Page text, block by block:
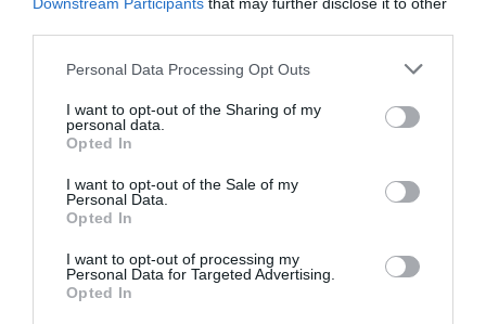
Please note that this website/app uses one or more Google
not limited to your visit or usage behaviour. You may click to
grant or deny consent to Google and its third-party tags to
use your data for below specified purposes in below Google
consent section.
Personal Data Processing Opt Outs
I want to opt-out of the Sharing of my
personal data.
Opted In
I want to opt-out of the Sale of my
Personal Data.
Opted In
I want to opt-out of processing my
Personal Data for Targeted Advertising.
Opted In
μπορείτε να αλλάξετε το χρώμα
δραστηριότητες και επιθυμίες σας.
• Γκρι φακοί: συντελούν στη μείωση
επηρεάζουν την αντίθεση ή τα
χρώματα.
• Καφέ φακοί: ενισχύουν εν μέρει την
αντίθεση με την απορρόφηση του